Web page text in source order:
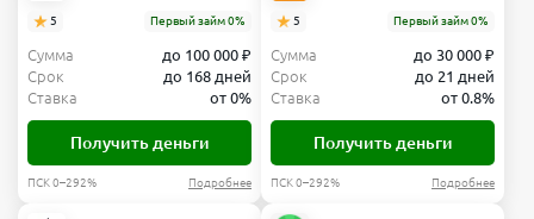
5 Первый займ 0%
Сумма
до 100 000 ₽
Срок
до 168 дней
Ставка
от 0%
Получить деньги
ПСК 0–292% Подробнее
5 Первый займ 0%
Сумма
до 30 000 ₽
Срок
до 21 дней
Ставка
от 0.8%
Получить деньги
ПСК 0–292% Подробнее